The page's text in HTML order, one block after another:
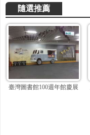
隨選推薦
臺灣圖書館100週年館慶展